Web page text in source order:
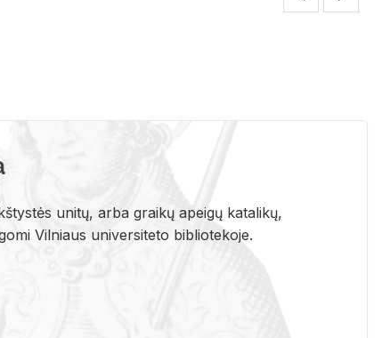
unitų, arba graikų apeigų katalikų,
Vilniaus universiteto bibliotekoje.